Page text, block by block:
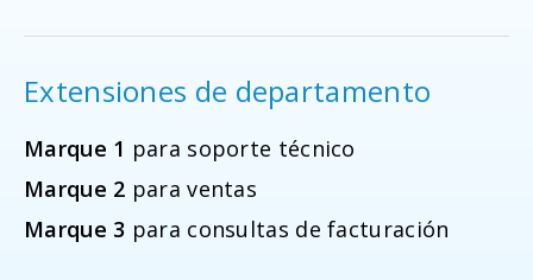
Extensiones de departamento
Marque 1 para soporte técnico
Marque 2 para ventas
Marque 3 para consultas de facturación